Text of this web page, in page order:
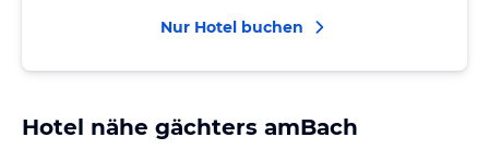
Nur Hotel buchen
Hotel nähe gächters amBach